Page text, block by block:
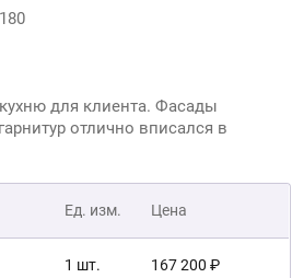
для клиента. Фасады
отлично вписался в
Ед. изм. Цена
1 шт. 167 200 ₽